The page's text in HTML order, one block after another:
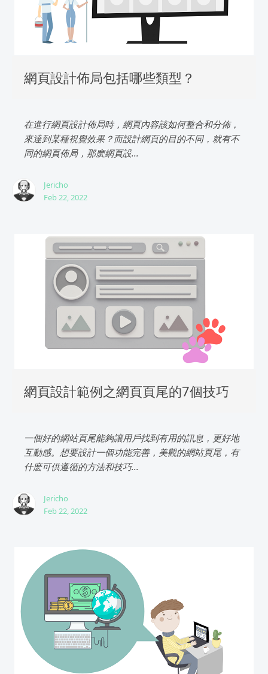
網頁設計佈局包括哪些類型？
在進行網頁設計佈局時，網頁內容該如何整合和分佈，
來達到某種視覺效果？而設計網頁的目的不同，就有不
同的網頁佈局，那麽網頁設...
Jericho
Feb 22, 2022
網頁設計範例之網頁頁尾的7個技巧
一個好的網站頁尾能夠讓用戶找到有用的訊息，更好地
互動感。想要設計一個功能完善，美觀的網站頁尾，有
什麽可供遵循的方法和技巧...
Jericho
Feb 22, 2022